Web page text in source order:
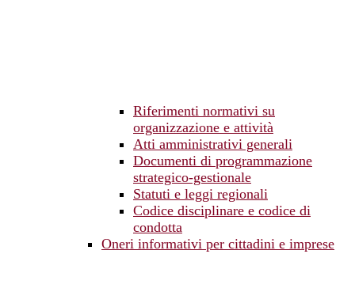
Riferimenti normativi su
organizzazione e attività
Atti amministrativi generali
Documenti di programmazione
strategico-gestionale
Statuti e leggi regionali
Codice disciplinare e codice di
condotta
Oneri informativi per cittadini e imprese